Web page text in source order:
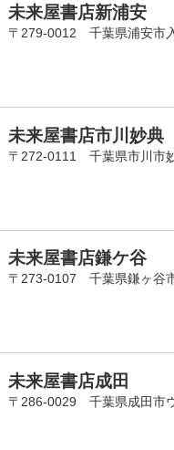
未来屋書店新浦安
〒279-0012 千葉県浦安市
未来屋書店市川妙典
〒272-0111 千葉県市川市
未来屋書店鎌ケ谷
〒273-0107 千葉県鎌ヶ谷
未来屋書店成田
〒286-0029 千葉県成田市